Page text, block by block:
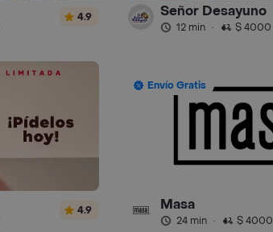
4.9 Señor Desayuno
12 min · $ 4000
4.9
Envío Gratis
Masa
24 min · $ 4000